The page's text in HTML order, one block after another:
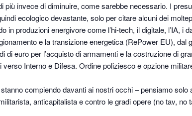
invece di diminuire, come sarebbe necessario. I
ecologico devastante, solo per citare alcuni dei
produzioni energivore come l’hi-tech, il digitale, l’IA, i
e la transizione energetica (RePower EU),
euro per l’acquisto di armamenti e la costruzione di
Interno e Difesa. Ordine poliziesco e opzione
compiendo davanti ai nostri occhi – pensiamo
anticapitalista e contro le gradi opere (no tav, no